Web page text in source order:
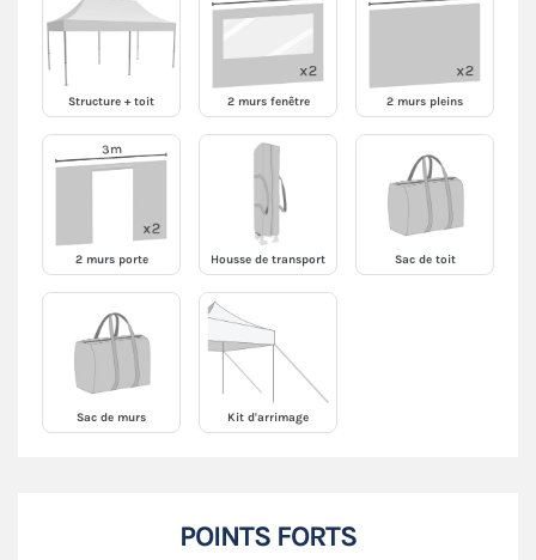
Structure + toit 2 murs fenêtre 2 murs pleins
2 murs porte Housse de transport Sac de toit
Sac de murs Kit d'arrimage
POINTS FORTS